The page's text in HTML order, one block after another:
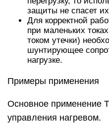
Твердотельные реле
переменным
регулировки мощности
Таким устройством
мощность ТЭНа или ИК-
Соблюдая